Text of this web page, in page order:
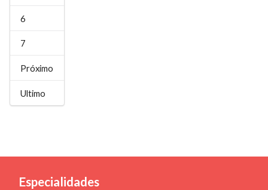
6
7
Próximo
Ultimo
Especialidades